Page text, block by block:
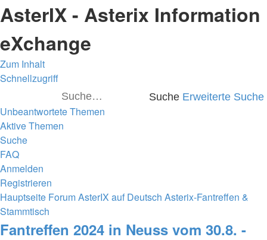
AsterIX - Asterix Information
eXchange
Zum Inhalt
Suche Erweiterte Suche
Schnellzugriff
Unbeantwortete Themen
Aktive Themen
Suche
FAQ
Anmelden
Registrieren
Hauptseite ForumAsterIX auf Deutsch Asterix-Fantreffen &
Stammtisch
Fantreffen 2024 in Neuss vom 30.8. -